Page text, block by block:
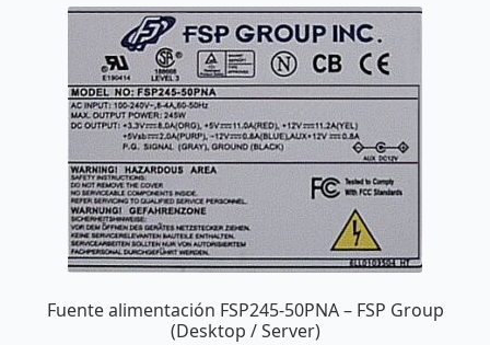
Fuente alimentación FSP245-50PNA – FSP Group
(Desktop / Server)